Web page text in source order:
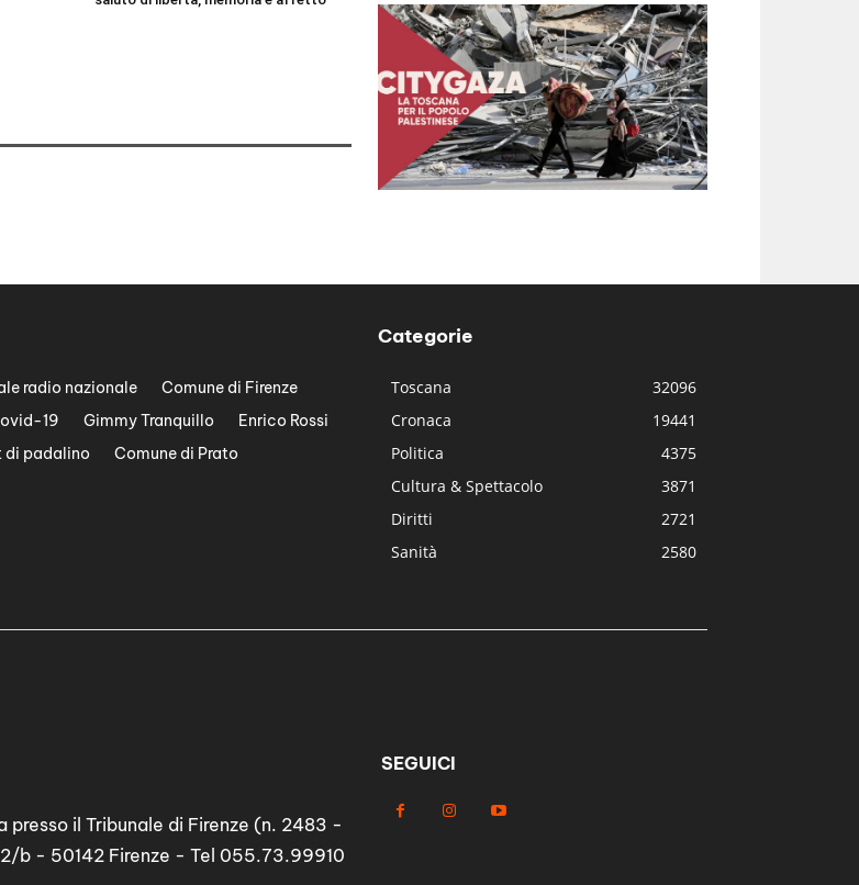
e
i
radio nazionale
Comune di Firenze
19 Gimmy Tranquillo
Enrico Rossi
di padalino
Comune di Prato
Categorie
Toscana
32096
Cronaca
19441
Politica
4375
Cultura & Spettacolo
3871
Diritti
2721
Sanità
2580
il Tribunale di Firenze (n. 2483 -
b - 50142 Firenze - Tel 055.73.99910
SEGUICI